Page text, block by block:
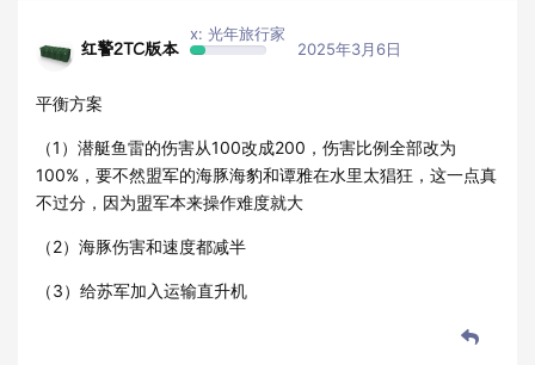
红警2TC版本
x: 光年旅行家
2025年3月6日
平衡方案
（1）潜艇鱼雷的伤害从100改成200，伤害比例全部改为
100%，要不然盟军的海豚海豹和谭雅在水里太猖狂，这一点真
不过分，因为盟军本来操作难度就大
（2）海豚伤害和速度都减半
（3）给苏军加入运输直升机